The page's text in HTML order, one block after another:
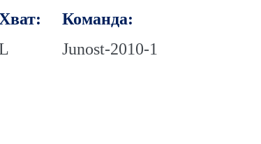
Хват:
Команда:
Junost-2010-1